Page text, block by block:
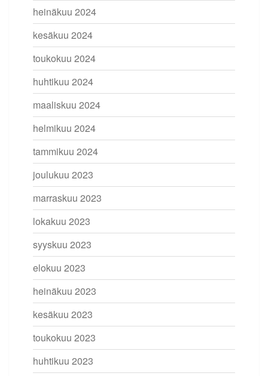
heinäkuu 2024
kesäkuu 2024
toukokuu 2024
huhtikuu 2024
maaliskuu 2024
helmikuu 2024
tammikuu 2024
joulukuu 2023
marraskuu 2023
lokakuu 2023
syyskuu 2023
elokuu 2023
heinäkuu 2023
kesäkuu 2023
toukokuu 2023
huhtikuu 2023